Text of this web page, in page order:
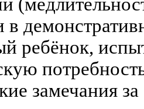
в
ребёнок,
замечания